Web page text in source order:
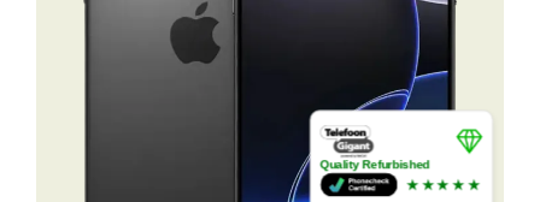
Quality Refurbished
★★★★★